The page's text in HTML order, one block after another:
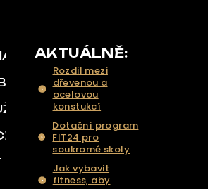
AKTUÁLNĚ:
Rozdil mezi
dřevenou a
ocelovou
konstukcí
Dotační program
FIT24 pro
soukromé skoly
Jak vybavit
fitness, aby